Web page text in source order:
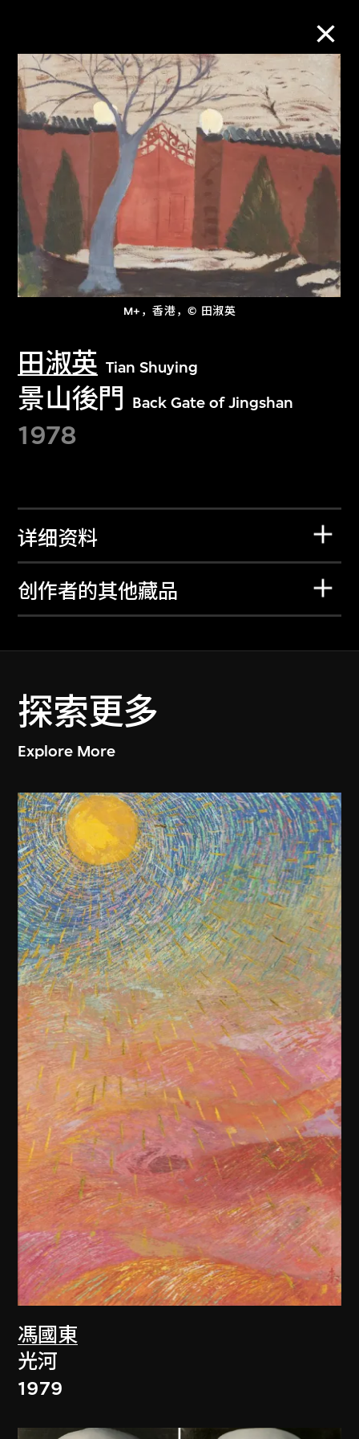
M+，香港，© 田淑英
田淑英 Tian Shuying
景山後門 Back Gate of Jingshan
1978
详细资料
创作者的其他藏品
探索更多
Explore More
馮國東
光河
1979
M+藏品
进一步筛选 搜索
关于M+藏品
探索世界顶级的二十及二十一世纪视觉